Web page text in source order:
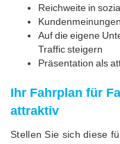
Reichweite in
Auf die eigene
Traffic steigern
Präsentation als
Ihr Fahrplan für
attraktiv
Stellen Sie sich diese